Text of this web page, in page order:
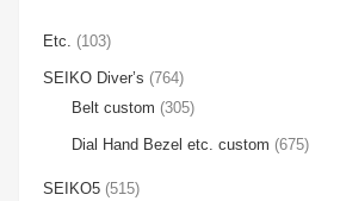
Etc. (103)
SEIKO Diver’s (764)
Belt custom (305)
Dial Hand Bezel etc. custom (675)
SEIKO5 (515)